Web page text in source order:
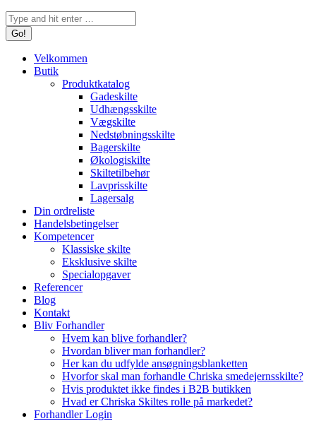
Search:
Velkommen
Butik
Produktkatalog
Gadeskilte
Udhængsskilte
Vægskilte
Nedstøbningsskilte
Bagerskilte
Økologiskilte
Skiltetilbehør
Lavprisskilte
Lagersalg
Din ordreliste
Handelsbetingelser
Kompetencer
Klassiske skilte
Eksklusive skilte
Specialopgaver
Referencer
Blog
Kontakt
Bliv Forhandler
Hvem kan blive forhandler?
Hvordan bliver man forhandler?
Her kan du udfylde ansøgningsblanketten
Hvorfor skal man forhandle Chriska smedejernsskilte?
Hvis produktet ikke findes i B2B butikken
Hvad er Chriska Skiltes rolle på markedet?
Forhandler Login